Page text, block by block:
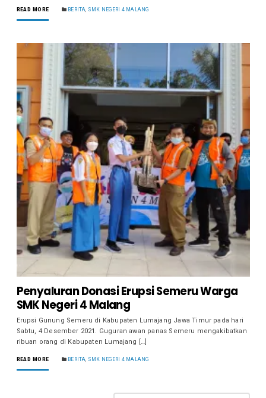
READ MORE BERITA SMK NEGERI 4 MALANG
Penyaluran Donasi Erupsi Semeru Warga
SMK Negeri 4 Malang
Erupsi Gunung Semeru di Kabupaten Lumajang Jawa Timur pada hari
Sabtu, 4 Desember 2021. Guguran awan panas Semeru mengakibatkan
ribuan orang di Kabupaten Lumajang […]
READ MORE BERITA SMK NEGERI 4 MALANG